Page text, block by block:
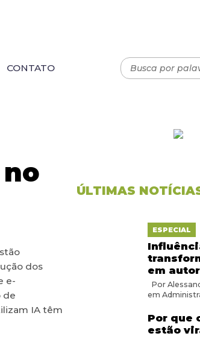
CONTATO
dos
e-
de
IA têm
ÚLTIMAS
ESPECIAL
em
Por
em
Por que
estão